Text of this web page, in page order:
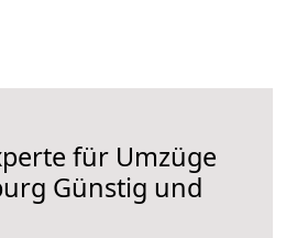
für Umzüge
Günstig und